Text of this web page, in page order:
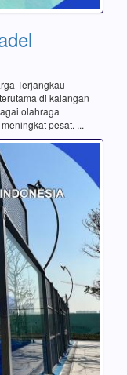
Terjangkau
di kalangan
olahraga
pesat. ...